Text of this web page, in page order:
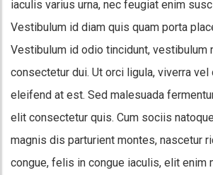
iaculis varius urna, nec feugiat enim
Vestibulum id diam quis quam porta
Vestibulum id odio tincidunt, vestibulum
consectetur dui. Ut orci ligula, viverra vel
eleifend at est. Sed malesuada
elit consectetur quis. Cum sociis
magnis dis parturient montes, nascetur
congue, felis in congue iaculis, elit enim